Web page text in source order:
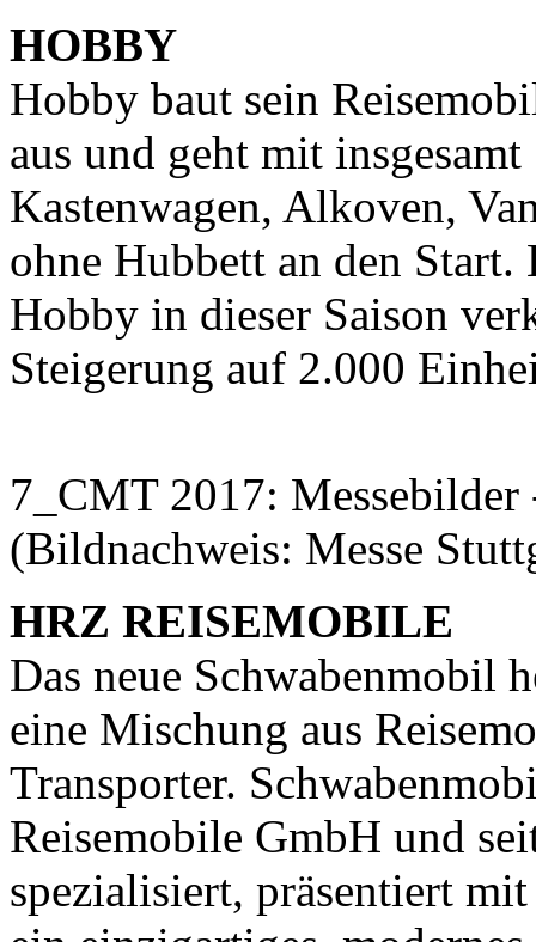
HOBBY
Hobby baut sein
aus und geht mit
Kastenwagen, Alkoven,
ohne Hubbett an den
Hobby in dieser Saison
Steigerung auf 2.000
7_CMT 2017:
(Bildnachweis: Messe
HRZ REISEMOBILE
Das neue Schwabenmobil
eine Mischung aus
Transporter.
Reisemobile GmbH und
spezialisiert, präsentiert